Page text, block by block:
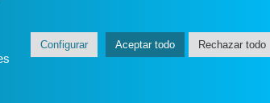
Configurar Aceptar todo Rechazar todo